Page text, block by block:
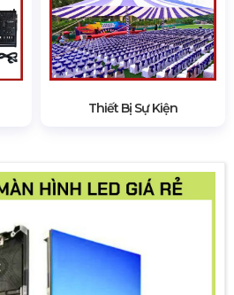
Thiết Bị Sự Kiện